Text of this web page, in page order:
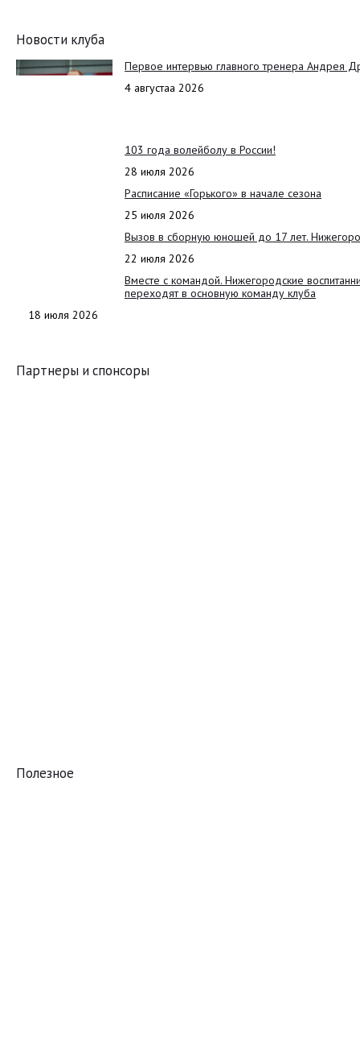
Новости клуба
Первое интервью главного тренера Андрея
4 августаа 2026
103 года волейболу в России!
28 июля 2026
Расписание «Горького» в начале сезона
25 июля 2026
Вызов в сборную юношей до 17 лет.
22 июля 2026
Вместе с командой. Нижегородские
переходят в основную команду клуба
18 июля 2026
Партнеры и спонсоры
Полезное